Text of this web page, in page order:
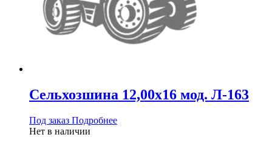
Сельхозшина 12,00х16 мод. Л-163
Под заказ Подробнее
Нет в наличии